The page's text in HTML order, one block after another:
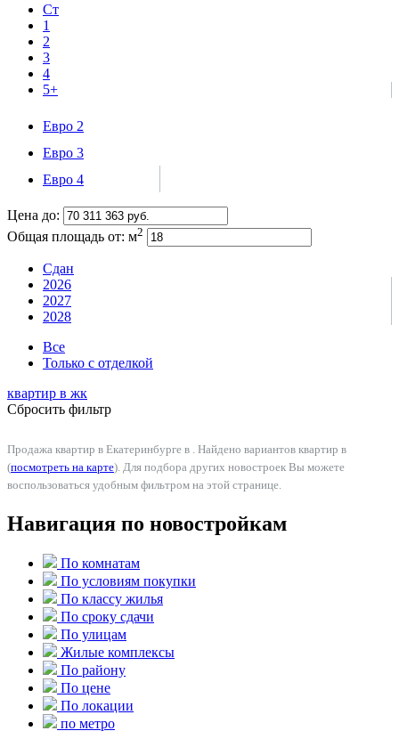
Ст
1
2
3
4
5+
Евро 2
Евро 3
Евро 4
Цена до:
Общая площадь от: м2
Сдан
2026
2027
2028
Все
Только с отделкой
квартир в жк
Сбросить фильтр
Продажа квартир в Екатеринбурге в . Найдено вариантов квартир в
(посмотреть на карте). Для подбора других новостроек Вы можете
воспользоваться удобным фильтром на этой странице.
Навигация по новостройкам
По комнатам
По условиям покупки
По классу жилья
По сроку сдачи
По улицам
Жилые комплексы
По району
По цене
По локации
по метро